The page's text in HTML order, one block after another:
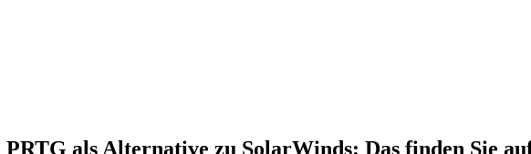
PRTG als Alternative zu SolarWinds: Das finden Sie